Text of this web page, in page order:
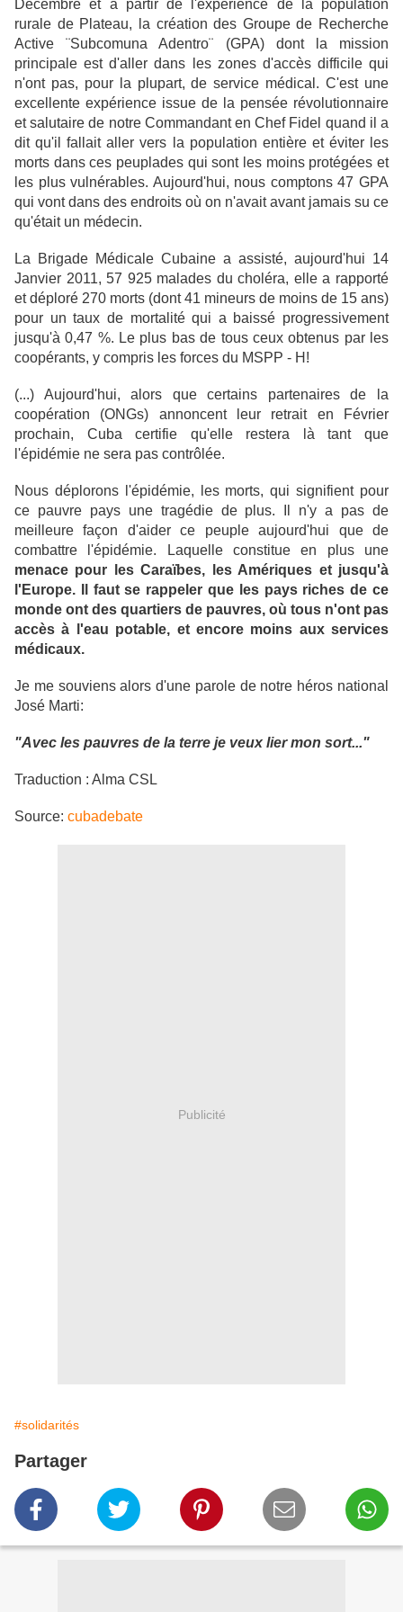
Décembre et à partir de l'expérience de la population
rurale de Plateau, la création des Groupe de Recherche
Active ¨Subcomuna Adentro¨ (GPA) dont la mission
principale est d'aller dans les zones d'accès difficile qui
n'ont pas, pour la plupart, de service médical. C'est une
excellente expérience issue de la pensée révolutionnaire
et salutaire de notre Commandant en Chef Fidel quand il a
dit qu'il fallait aller vers la population entière et éviter les
morts dans ces peuplades qui sont les moins protégées et
les plus vulnérables. Aujourd'hui, nous comptons 47 GPA
qui vont dans des endroits où on n'avait avant jamais su ce
qu'était un médecin.
La Brigade Médicale Cubaine a assisté, aujourd'hui 14
Janvier 2011, 57 925 malades du choléra, elle a rapporté
et déploré 270 morts (dont 41 mineurs de moins de 15 ans)
pour un taux de mortalité qui a baissé progressivement
jusqu'à 0,47 %. Le plus bas de tous ceux obtenus par les
coopérants, y compris les forces du MSPP - H!
(...) Aujourd'hui, alors que certains partenaires de la
coopération (ONGs) annoncent leur retrait en Février
prochain, Cuba certifie qu'elle restera là tant que
l'épidémie ne sera pas contrôlée.
Nous déplorons l'épidémie, les morts, qui signifient pour
ce pauvre pays une tragédie de plus. Il n'y a pas de
meilleure façon d'aider ce peuple aujourd'hui que de
combattre l'épidémie. Laquelle constitue en plus une
menace pour les Caraïbes, les Amériques et jusqu'à
l'Europe. Il faut se rappeler que les pays riches de ce
monde ont des quartiers de pauvres, où tous n'ont pas
accès à l'eau potable, et encore moins aux services
médicaux.
Je me souviens alors d'une parole de notre héros national
José Marti:
"Avec les pauvres de la terre je veux lier mon sort..."
Traduction : Alma CSL
Source: cubadebate
Publicité
#solidarités
Partager